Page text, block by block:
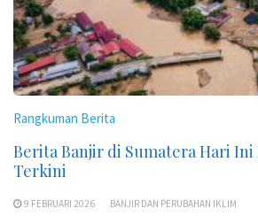
Rangkuman Berita
Berita Banjir di Sumatera Hari
Terkini
9 FEBRUARI 2026
BANJIR DAN PERUBAHAN IKLIM